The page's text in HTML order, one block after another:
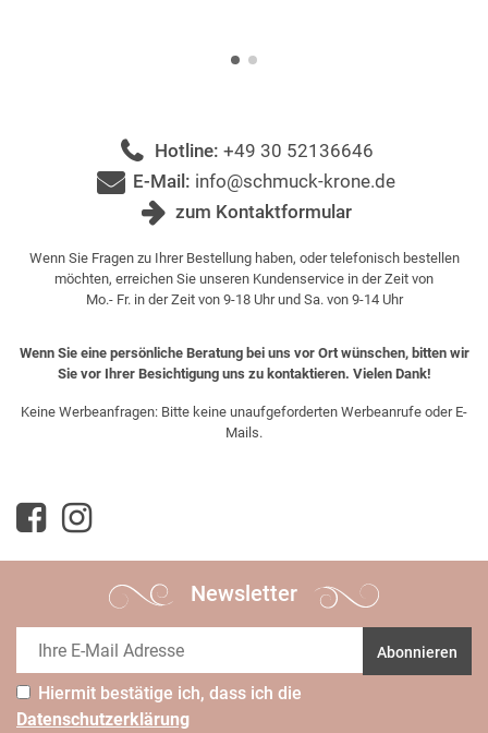
Hotline: +49 30 52136646
E-Mail: info@schmuck-krone.de
zum Kontaktformular
Wenn Sie Fragen zu Ihrer Bestellung haben, oder telefonisch bestellen
möchten, erreichen Sie unseren Kundenservice in der Zeit von
Mo.- Fr. in der Zeit von 9-18 Uhr und Sa. von 9-14 Uhr
Wenn Sie eine persönliche Beratung bei uns vor Ort wünschen, bitten wir
Sie vor Ihrer Besichtigung uns zu kontaktieren. Vielen Dank!
Keine Werbeanfragen: Bitte keine unaufgeforderten Werbeanrufe oder E-
Mails.
Newsletter
Abonnieren
Hiermit bestätige ich, dass ich die
Daten­schutz­erklärung